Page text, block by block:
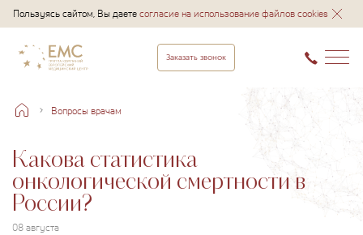
Пользуясь сайтом, Вы даетесогласие на использование файлов cookies
Заказать звонок
Вопросы врачам
Какова статистика
онкологической смертности в
России?
08 августа